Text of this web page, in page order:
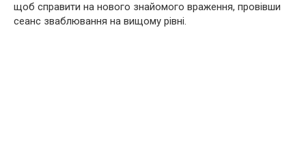
щоб справити на нового знайомого враження, провівши
сеанс зваблювання на вищому рівні.